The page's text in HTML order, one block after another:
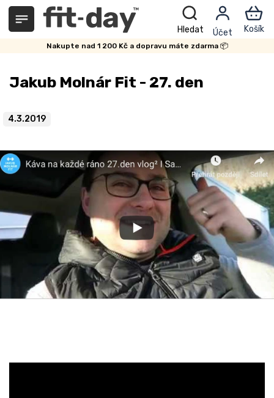
Přejít
obsah
Nakupte nad 1 200 Kč a dopravu máte zdarma 📦
Jakub Molnár Fit - 27. den
4.3.2019